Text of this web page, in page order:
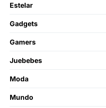
Estelar
Gadgets
Gamers
Juebebes
Moda
Mundo